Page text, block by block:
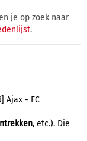
je op zoek naar
.
Ajax - FC
, etc.). Die